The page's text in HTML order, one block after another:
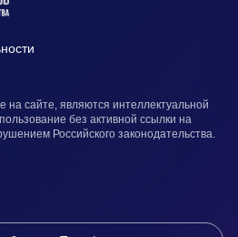
сайте, являются интеллектуальной
без активной ссылки на
Российского законодательства.